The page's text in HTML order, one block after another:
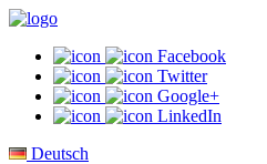
Facebook
Twitter
Google+
LinkedIn
Deutsch